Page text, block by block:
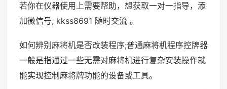
若你在仪器使用上需要帮助，想获取一对一指导，添
加微信号; kkss8691 随时交流 。
如何辨别麻将机是否改装程序;普通麻将机程序控牌器
一般是指通过一些无需对麻将机进行复杂安装操作就
能实现控制麻将牌功能的设备或工具。